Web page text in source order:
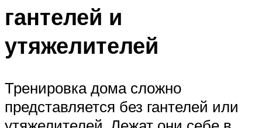
гантелей и
утяжелителей
Тренировка дома сложно
представляется без гантелей или